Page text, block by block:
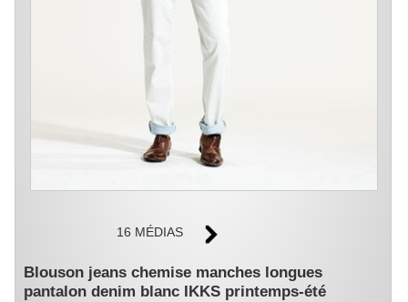
16 MÉDIAS
Blouson jeans chemise manches longues
pantalon denim blanc IKKS printemps-été